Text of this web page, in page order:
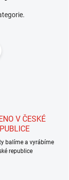
V ČESKÉ
balíme a vyrábíme
republice